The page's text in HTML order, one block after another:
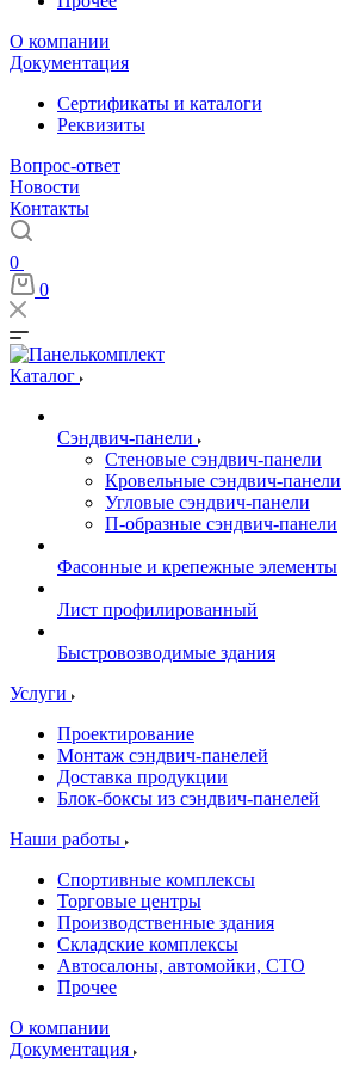
О компании
Документация
Сертификаты и каталоги
Реквизиты
Вопрос-ответ
Новости
Контакты
0
0
Каталог
Сэндвич-панели
Стеновые сэндвич-панели
Кровельные сэндвич-панели
Угловые сэндвич-панели
П-образные сэндвич-панели
Фасонные и крепежные элементы
Лист профилированный
Быстровозводимые здания
Услуги
Проектирование
Монтаж сэндвич-панелей
Доставка продукции
Блок-боксы из сэндвич-панелей
Наши работы
Спортивные комплексы
Торговые центры
Производственные здания
Складские комплексы
Автосалоны, автомойки, СТО
Прочее
О компании
Документация